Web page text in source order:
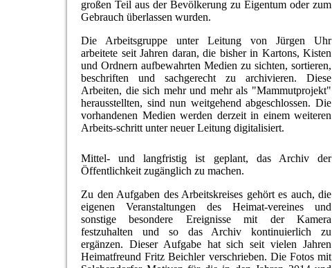
großen Teil aus der Bevölkerung zu Eigentum oder zum
Gebrauch überlassen wurden.
Die Arbeitsgruppe unter Leitung von Jürgen Uhr
arbeitete seit Jahren daran, die bisher in Kartons, Kisten
und Ordnern aufbewahrten Medien zu sichten, sortieren,
beschriften und sachgerecht zu archivieren. Diese
Arbeiten, die sich mehr und mehr als "Mammutprojekt"
herausstellten, sind nun weitgehend abgeschlossen. Die
vorhandenen Medien werden derzeit in einem weiteren
Arbeits-schritt unter neuer Leitung digitalisiert.
Mittel- und langfristig ist geplant, das Archiv der
Öffentlichkeit zugänglich zu machen.
Zu den Aufgaben des Arbeitskreises gehört es auch, die
eigenen Veranstaltungen des Heimat-vereines und
sonstige besondere Ereignisse mit der Kamera
festzuhalten und so das Archiv kontinuierlich zu
ergänzen. Dieser Aufgabe hat sich seit vielen Jahren
Heimatfreund Fritz Beichler verschrieben. Die Fotos mit